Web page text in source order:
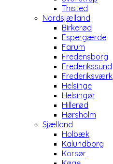
Thisted
Nordsjælland
Birkerød
Espergærde
Farum
Fredensborg
Frederikssund
Frederiksværk
Helsinge
Helsingør
Hillerød
Hørsholm
Sjælland
Holbæk
Kalundborg
Korsør